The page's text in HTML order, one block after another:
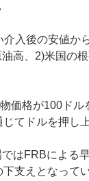
入後の安値か
高、2)米国の
価格が100ドル
てドルを押し上
はFRBによる
支えとなって